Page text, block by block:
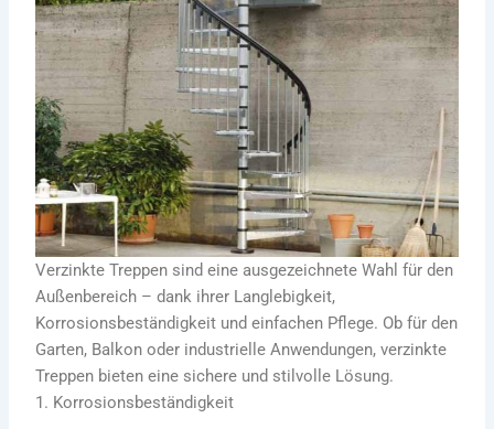
Verzinkte Treppen sind eine ausgezeichnete Wahl für den
Außenbereich – dank ihrer Langlebigkeit,
Korrosionsbeständigkeit und einfachen Pflege. Ob für den
Garten, Balkon oder industrielle Anwendungen, verzinkte
Treppen bieten eine sichere und stilvolle Lösung.
1. Korrosionsbeständigkeit